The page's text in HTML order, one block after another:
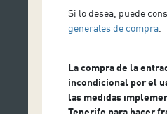
Si lo desea, puede
generales de compra
La compra de la
incondicional por el
las medidas
Tenerife para hacer